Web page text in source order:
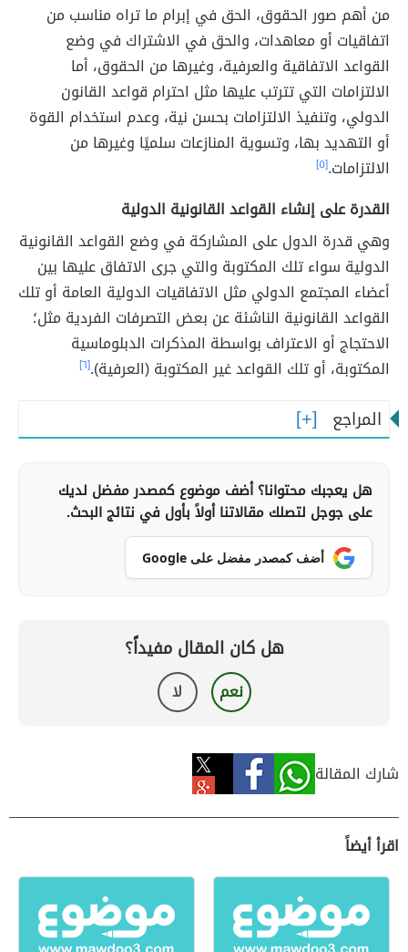
من أهم صور الحقوق، الحق في إبرام ما تراه مناسب من
اتفاقيات أو معاهدات، والحق في الاشتراك في وضع
القواعد الاتفاقية والعرفية، وغيرها من الحقوق، أما
الالتزامات التي تترتب عليها مثل احترام قواعد القانون
الدولي، وتنفيذ الالتزامات بحسن نية، وعدم استخدام القوة
أو التهديد بها، وتسوية المنازعات سلميًا وغيرها من
الالتزامات.[٥]
القدرة على إنشاء القواعد القانونية الدولية
وهي قدرة الدول على المشاركة في وضع القواعد القانونية
الدولية سواء تلك المكتوبة والتي جرى الاتفاق عليها بين
أعضاء المجتمع الدولي مثل الاتفاقيات الدولية العامة أو تلك
القواعد القانونية الناشئة عن بعض التصرفات الفردية مثل؛
الاحتجاج أو الاعتراف بواسطة المذكرات الدبلوماسية
المكتوبة، أو تلك القواعد غير المكتوبة (العرفية).[٦]
المراجع
هل يعجبك محتوانا؟ أضف موضوع كمصدر مفضل لديك
على جوجل لتصلك مقالاتنا أولاً بأول في نتائج البحث.
أضف كمصدر مفضل على Google
هل كان المقال مفيداً؟
نعم لا
شارك المقالة
اقرأ أيضاً